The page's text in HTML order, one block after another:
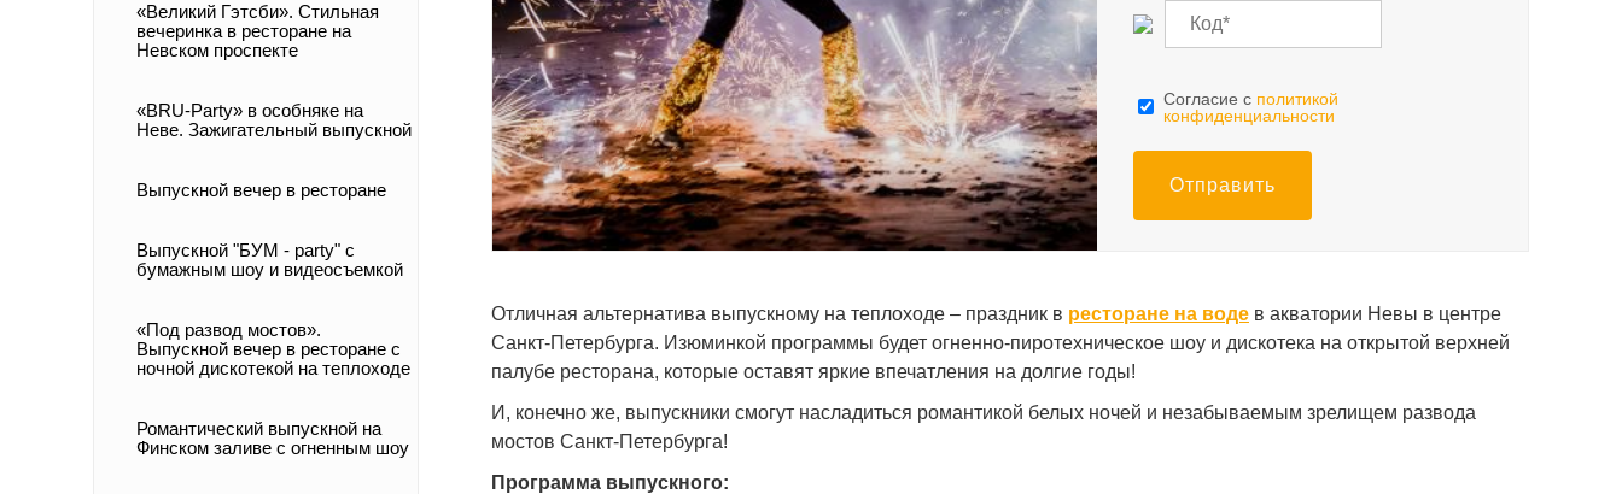
«Великий Гэтсби». Стильная
вечеринка в ресторане на
Невском проспекте
«BRU-Party» в особняке на
Неве. Зажигательный выпускной
Выпускной вечер в ресторане
Выпускной "БУМ - party" с
бумажным шоу и видеосъемкой
«Под развод мостов».
Выпускной вечер в ресторане с
ночной дискотекой на теплоходе
Романтический выпускной на
Финском заливе с огненным шоу
Cогласие с политикой
конфиденциальности
Отправить
Отличная альтернатива выпускному на теплоходе – праздник в ресторане на воде в акватории Невы в центре
Санкт-Петербурга. Изюминкой программы будет огненно-пиротехническое шоу и дискотека на открытой верхней
палубе ресторана, которые оставят яркие впечатления на долгие годы!
И, конечно же, выпускники смогут насладиться романтикой белых ночей и незабываемым зрелищем развода
мостов Санкт-Петербурга!
Программа выпускного: